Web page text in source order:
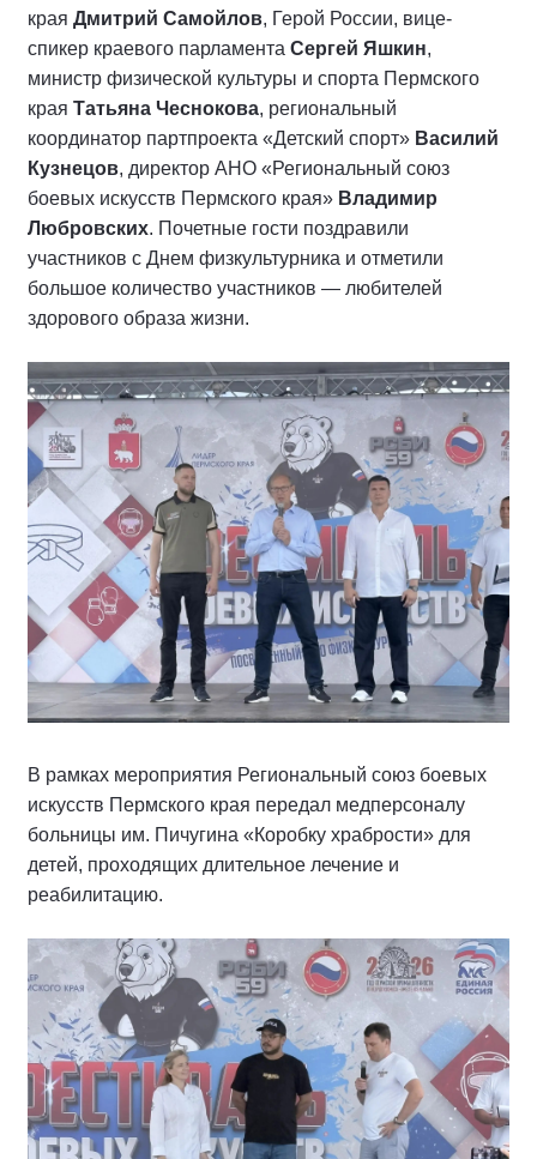
края Дмитрий Самойлов, Герой России, вице-
спикер краевого парламента Сергей Яшкин,
министр физической культуры и спорта Пермского
края Татьяна Чеснокова, региональный
координатор партпроекта «Детский спорт» Василий
Кузнецов, директор АНО «Региональный союз
боевых искусств Пермского края» Владимир
Любровских. Почетные гости поздравили
участников с Днем физкультурника и отметили
большое количество участников — любителей
здорового образа жизни.
В рамках мероприятия Региональный союз боевых
искусств Пермского края передал медперсоналу
больницы им. Пичугина «Коробку храбрости» для
детей, проходящих длительное лечение и
реабилитацию.